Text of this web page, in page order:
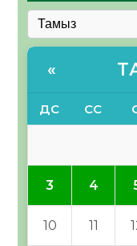
«
ДС СС
3 4
10 11